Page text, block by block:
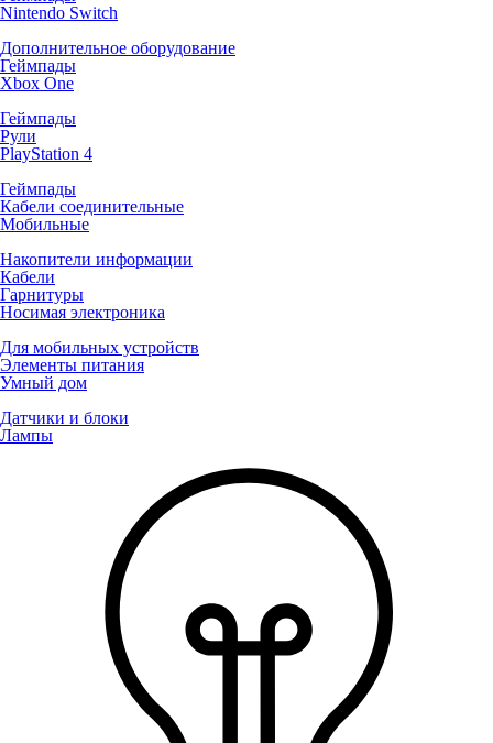
Nintendo Switch
Дополнительное оборудование
Геймпады
Xbox One
Геймпады
Рули
PlayStation 4
Геймпады
Кабели соединительные
Мобильные
Накопители информации
Кабели
Гарнитуры
Носимая электроника
Для мобильных устройств
Элементы питания
Умный дом
Датчики и блоки
Лампы